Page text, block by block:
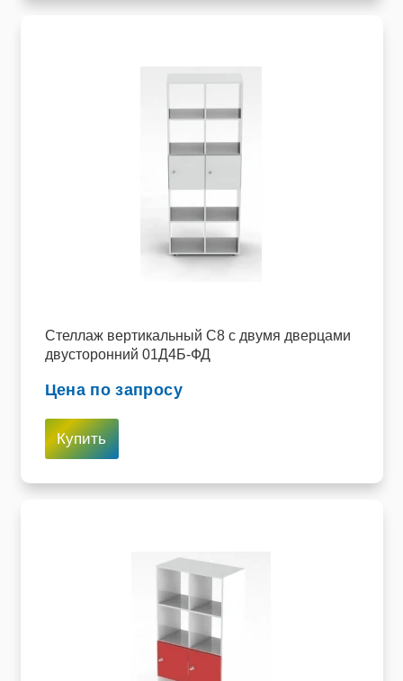
Стеллаж вертикальный C8 с двумя дверцами
двусторонний 01Д4Б-ФД
Цена по запросу
Купить